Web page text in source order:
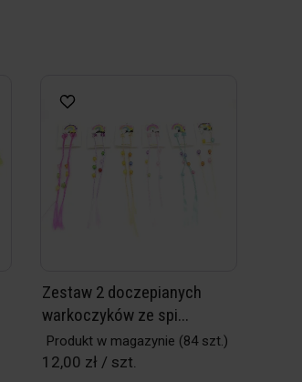
Zestaw 2 doczepianych
warkoczyków ze spi...
Produkt w magazynie (84 szt.)
12,00 zł / szt.